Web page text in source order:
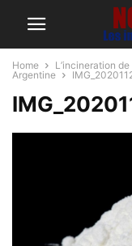
Home
L’incineration
Argentine